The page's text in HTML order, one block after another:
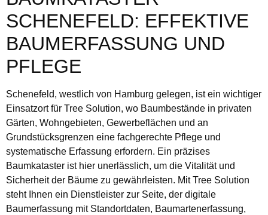
SCHENEFELD: EFFEKTIVE
BAUMERFASSUNG UND
PFLEGE
Schenefeld, westlich von Hamburg gelegen, ist ein wichtiger
Einsatzort für Tree Solution, wo Baumbestände in privaten
Gärten, Wohngebieten, Gewerbeflächen und an
Grundstücksgrenzen eine fachgerechte Pflege und
systematische Erfassung erfordern. Ein präzises
Baumkataster ist hier unerlässlich, um die Vitalität und
Sicherheit der Bäume zu gewährleisten. Mit Tree Solution
steht Ihnen ein Dienstleister zur Seite, der digitale
Baumerfassung mit Standortdaten, Baumartenerfassung,